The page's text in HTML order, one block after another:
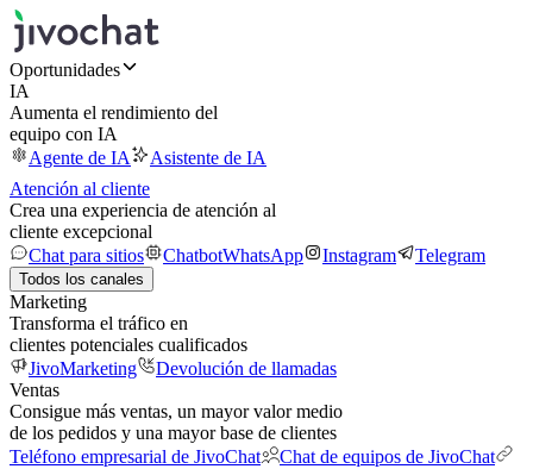
Oportunidades
IA
Aumenta el rendimiento del
equipo con IA
Agente de IA
Asistente de IA
Atención al cliente
Crea una experiencia de atención al
cliente excepcional
Chat para sitios
ChatbotWhatsApp Instagram Telegram
Todos los canales
Marketing
Transforma el tráfico en
clientes potenciales cualificados
JivoMarketing
Devolución de llamadas
Ventas
Consigue más ventas, un mayor valor medio
de los pedidos y una mayor base de clientes
Teléfono empresarial de JivoChat
Chat de equipos de JivoChat